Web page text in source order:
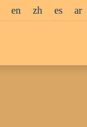
en zh es ar